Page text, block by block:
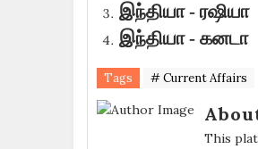
இந்தியா - ரஷியா
இந்தியா - கனடா
Tags # Current Affairs
This